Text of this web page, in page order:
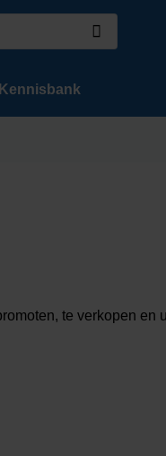
Kennisbank
te verkopen en